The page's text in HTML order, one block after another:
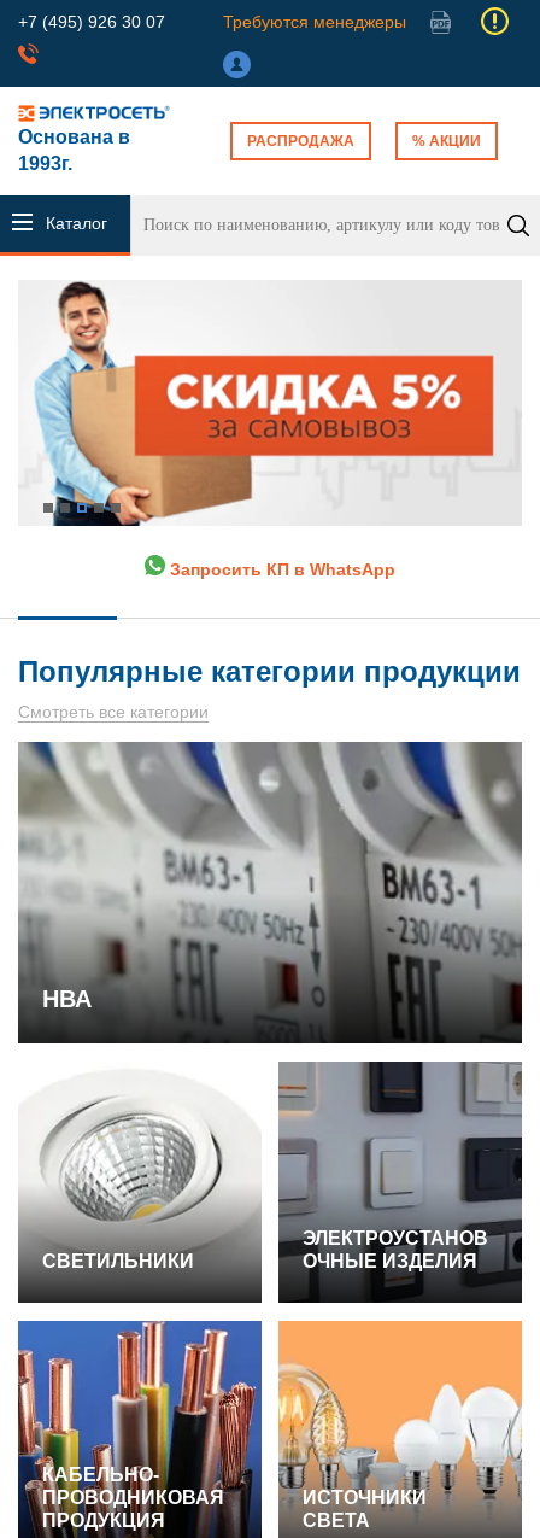
+7 (495) 926 30 07 Требуются менеджеры
Основана в
1993г.
РАСПРОДАЖА % АКЦИИ
Каталог
продукции
Запросить КП в WhatsApp
Популярные категории продукции
Смотреть все категории
НВА
СВЕТИЛЬНИКИ
ЭЛЕКТРОУСТАНОВ
ОЧНЫЕ ИЗДЕЛИЯ
КАБЕЛЬНО-
ПРОВОДНИКОВАЯ
ПРОДУКЦИЯ
ИСТОЧНИКИ
СВЕТА